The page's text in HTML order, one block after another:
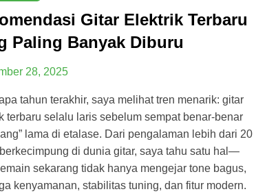
Gitar Elektrik Terbaru
Paling Banyak Diburu
28, 2025
tahun terakhir, saya melihat tren menarik: gitar
terbaru selalu laris sebelum sempat benar-benar
lama di etalase. Dari pengalaman lebih dari 20
di dunia gitar, saya tahu satu hal—
sekarang tidak hanya mengejar tone bagus,
kenyamanan, stabilitas tuning, dan fitur modern.